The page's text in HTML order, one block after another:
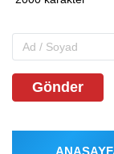
Gönder